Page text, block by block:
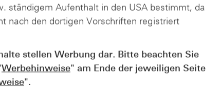
ständigem Aufenthalt in den USA bestimmt, da
nach den dortigen Vorschriften registriert
stellen Werbung dar. Bitte beachten Sie
Werbehinweise" am Ende der jeweiligen Seite
".